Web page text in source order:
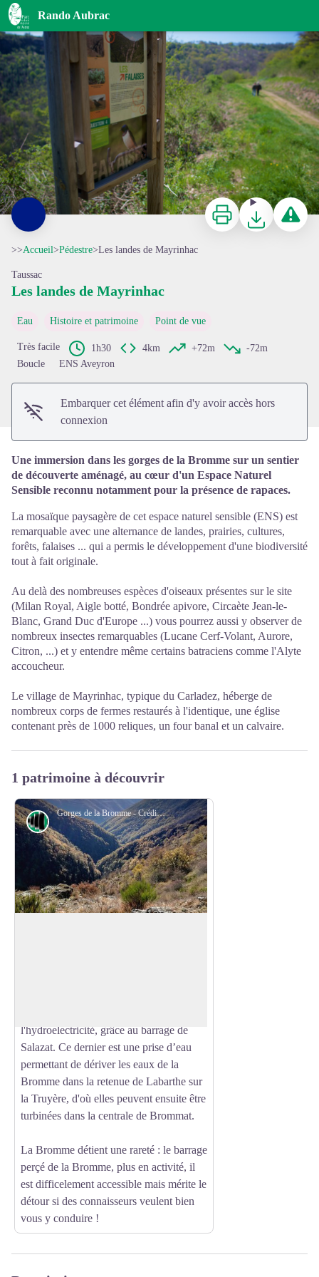
Rando Aubrac
Les landes de Mayrinhac
Voir l'image en plein écran
ImprimerTéléchargerSignaler
>>Accueil>Pédestre>Les landes de Mayrinhac
Taussac
Les landes de Mayrinhac
Eau Histoire et patrimoine Point de vue
Très facile 1h30 4km +72m
-72m
Boucle
ENS Aveyron
Embarquer cet élément afin d'y avoir accès hors
connexion
Une immersion dans les gorges de la Bromme sur un sentier
de découverte aménagé, au cœur d'un Espace Naturel
Sensible reconnu notamment pour la présence de rapaces.
La mosaïque paysagère de cet espace naturel sensible (ENS) est
remarquable avec une alternance de landes, prairies, cultures,
forêts, falaises ... qui a permis le développement d'une biodiversité
tout à fait originale.
Au delà des nombreuses espèces d'oiseaux présentes sur le site
(Milan Royal, Aigle botté, Bondrée apivore, Circaète Jean-le-
Blanc, Grand Duc d'Europe ...) vous pourrez aussi y observer de
nombreux insectes remarquables (Lucane Cerf-Volant, Aurore,
Citron, ...) et y entendre même certains batraciens comme l'Alyte
accoucheur.
Le village de Mayrinhac, typique du Carladez, héberge de
nombreux corps de fermes restaurés à l'identique, une église
contenant près de 1000 reliques, un four banal et un calvaire.
1 patrimoine à découvrir
Gorges de la Bromme - Crédit Photo Office du Tourisme Aubrac Laguiole Carladez Viadène
Point de vue
l'hydroelectricité, grâce au barrage de
Salazat. Ce dernier est une prise d’eau
permettant de dériver les eaux de la
Bromme dans la retenue de Labarthe sur
la Truyère, d'où elles peuvent ensuite être
turbinées dans la centrale de Brommat.
La Bromme détient une rareté : le barrage
perçé de la Bromme, plus en activité, il
est difficelement accessible mais mérite le
détour si des connaisseurs veulent bien
vous y conduire !